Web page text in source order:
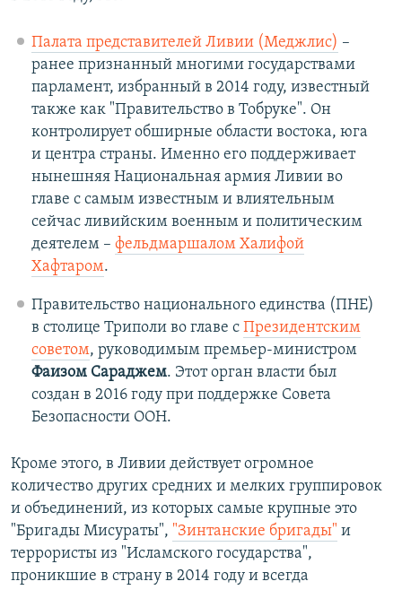
Палата представителей Ливии (Меджлис) –
ранее признанный многими государствами
парламент, избранный в 2014 году, известный
также как "Правительство в Тобруке". Он
контролирует обширные области востока, юга
и центра страны. Именно его поддерживает
нынешняя Национальная армия Ливии во
главе с самым известным и влиятельным
сейчас ливийским военным и политическим
деятелем – фельдмаршалом Халифой
Хафтаром.
Правительство национального единства (ПНЕ)
в столице Триполи во главе с Президентским
советом, руководимым премьер-министром
Фаизом Сараджем. Этот орган власти был
создан в 2016 году при поддержке Совета
Безопасности ООН.
Кроме этого, в Ливии действует огромное
количество других средних и мелких группировок
и объединений, из которых самые крупные это
"Бригады Мисураты", "Зинтанские бригады" и
террористы из "Исламского государства",
проникшие в страну в 2014 году и всегда